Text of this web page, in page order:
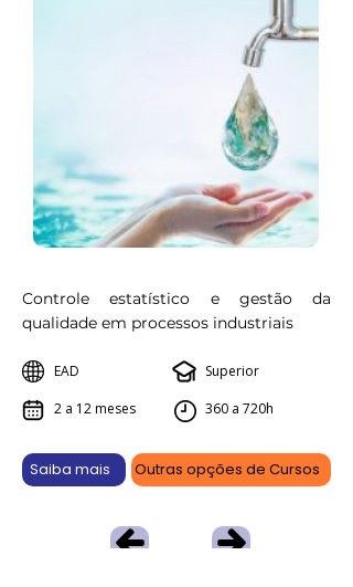
Controle estatístico e gestão da
qualidade em processos industriais
EAD
2 a 12 meses
Superior
360 a 720h
Saiba mais Outras opções de Cursos